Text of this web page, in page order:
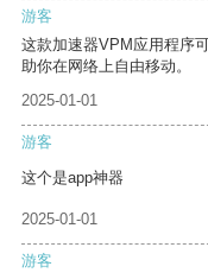
游客
这款加速器VPM应用程序
助你在网络上自由移动。
2025-01-01
游客
这个是app神器
2025-01-01
游客